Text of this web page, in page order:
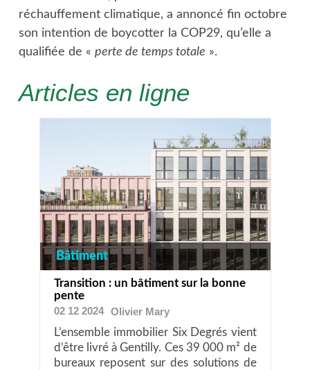
réchauffement climatique, a annoncé fin octobre
son intention de boycotter la COP29, qu’elle a
qualifiée de « perte de temps totale ».
Articles en ligne
Bâtiment
Transition : un bâtiment sur la bonne
pente
02 12 2024
Olivier Mary
L’ensemble immobilier Six Degrés vient
d’être livré à Gentilly. Ces 39 000 m² de
bureaux reposent sur des solutions de